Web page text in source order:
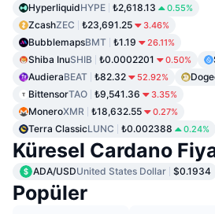
HyperliquidHYPE ₺2,618.13 0.55%
ZcashZEC ₺23,691.25 3.46%
BubblemapsBMT ₺1.19 26.11%
Shiba InuSHIB ₺0.0002201 0.50%
AudieraBEAT ₺82.32 52.92%
BittensorTAO ₺9,541.36 3.35%
MoneroXMR ₺18,632.55 0.27%
Terra ClassicLUNC ₺0.002388 0.24%
Küresel Cardano
ADA/USDUnited States Dollar $0.1934
Popüler